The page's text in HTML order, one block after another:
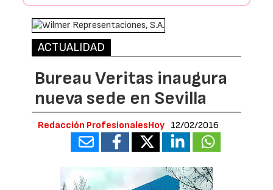
ACTUALIDAD
Bureau Veritas inaugura
nueva sede en Sevilla
Redacción ProfesionalesHoy 12/02/2016